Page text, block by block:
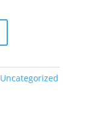
Uncategorized